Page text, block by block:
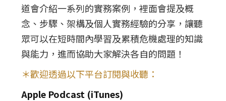
道會介紹一系列的實務案例，裡面會提及概
念、步驟、架構及個人實務經驗的分享，讓聽
眾可以在短時間內學習及累積危機處理的知識
與能力，進而協助大家解決各自的問題！
＊歡迎透過以下平台訂閱與收聽：
Apple Podcast (iTunes)